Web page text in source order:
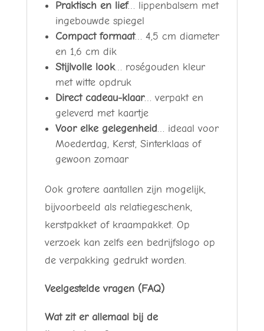
Praktisch en lief… lippenbalsem met
ingebouwde spiegel
Compact formaat… 4,5 cm diameter
en 1,6 cm dik
Stijlvolle look… roségouden kleur
met witte opdruk
Direct cadeau-klaar… verpakt en
geleverd met kaartje
Voor elke gelegenheid… ideaal voor
Moederdag, Kerst, Sinterklaas of
gewoon zomaar
Ook grotere aantallen zijn mogelijk,
bijvoorbeeld als relatiegeschenk,
kerstpakket of kraampakket. Op
verzoek kan zelfs een bedrijfslogo op
de verpakking gedrukt worden.
Veelgestelde vragen (FAQ)
Wat zit er allemaal bij de